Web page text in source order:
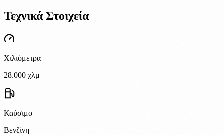
Τεχνικά Στοιχεία
Χιλιόμετρα
28.000 χλμ
Καύσιμο
Βενζίνη